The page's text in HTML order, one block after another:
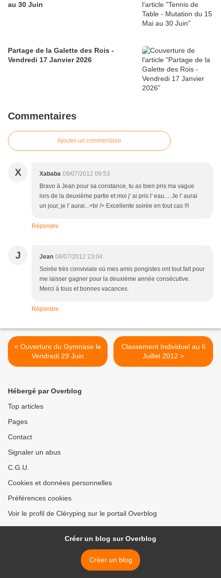
au 30 Juin
Partage de la Galette des Rois -
Vendredi 17 Janvier 2026
Commentaires
Ajouter un commentaire
X Xababa 09/07/2012 09:53
Bravo à Jean pour sa constance, tu as bien pris ma vague
lors de la deuxième partie et moi j' ai pris l' eau.... Je l' aurai
un jour, je l' aurai...<br /> Excellente soirée en tout cas !!!
Répondre
J Jean 08/07/2012 23:04
Soirée très conviviale où mes amis pongistes ont tout fait pour
me laisser gagner pour la deuxième année consécutive.
Merci à tous et bonnes vacances.
Répondre
< Ouverture du Gymnase le
Vendredi 29 Juin
Classement Individuel au 6
Juillet 2012 >
Hébergé par Overblog
Top articles
Pages
Contact
Signaler un abus
C.G.U.
Cookies et données personnelles
Préférences cookies
Voir le profil de Cléryping sur le portail Overblog
Créer un blog sur Overblog
Créer un blog